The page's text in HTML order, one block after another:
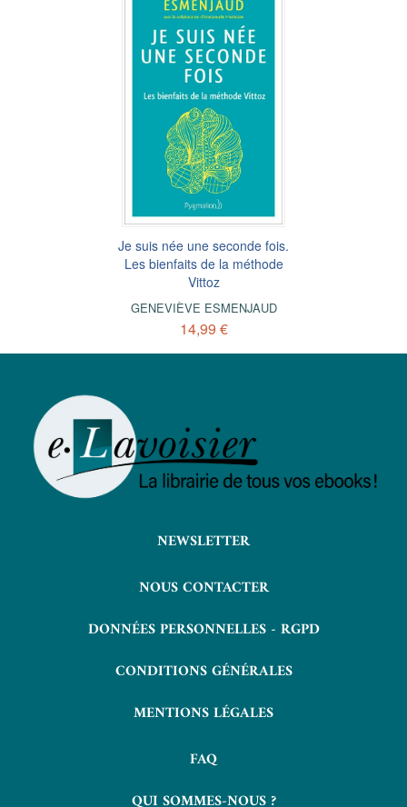
Je suis née une seconde fois.
Les bienfaits de la méthode
Vittoz
GENEVIÈVE ESMENJAUD
14,99 €
NEWSLETTER
NOUS CONTACTER
DONNÉES PERSONNELLES - RGPD
CONDITIONS GÉNÉRALES
MENTIONS LÉGALES
FAQ